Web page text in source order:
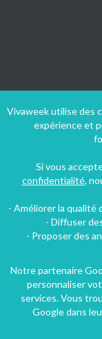
Vivaweek utilise des
expérience et
Si vous
confidentialité,
- Améliorer la qualité
- Diffuser
- Proposer des
Notre partenaire
personnaliser
services. Vous
Google dans
Conditions
Copyright ©